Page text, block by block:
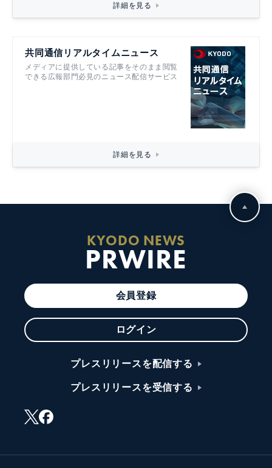
詳細を見る
共同通信リアルタイムニュース
メディアに提供している記事をそのまま閲覧
できる広報部門必見のニュース配信サービス
詳細を見る
KYODO NEWS
PRWIRE
会員登録
ログイン
プレスリリースを配信する
プレスリリースを受信する